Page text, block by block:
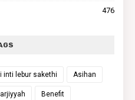
476
inti lebur sakethi Asihan
Benefit